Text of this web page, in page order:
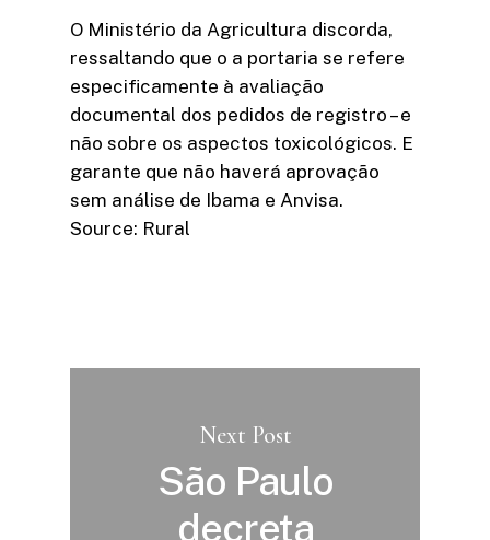
O Ministério da Agricultura discorda,
ressaltando que o a portaria se refere
especificamente à avaliação
documental dos pedidos de registro – e
não sobre os aspectos toxicológicos. E
garante que não haverá aprovação
sem análise de Ibama e Anvisa.
Source: Rural
Next Post
São Paulo
decreta